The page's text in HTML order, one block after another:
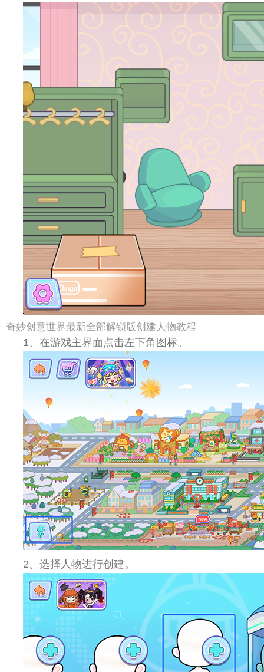
奇妙创意世界最新全部解锁版创建人物教程
1、在游戏主界面点击左下角图标。
2、选择人物进行创建。